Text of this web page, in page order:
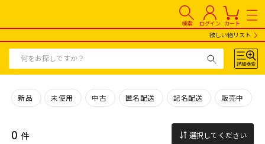
検索 ログイン カート
欲しい物リスト
新品 未使用 中古 匿名配送 記名配送 販売中
0 件 選択してください